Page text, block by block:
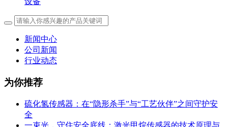
新闻中心
公司新闻
行业动态
为你推荐
硫化氢传感器：在“隐形杀手”与“工艺伙伴”之间守护安
全
一束光，守住安全底线：激光甲烷传感器的技术原理与